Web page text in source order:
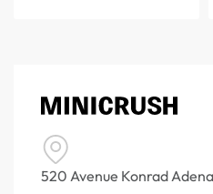
520 Avenue Konrad